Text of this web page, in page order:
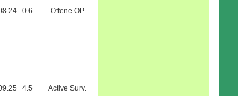
0.6 Offene OP
4.5 Active Surv.